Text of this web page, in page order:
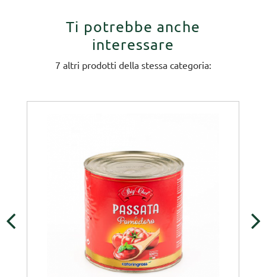
Ti potrebbe anche
interessare
7 altri prodotti della stessa categoria: